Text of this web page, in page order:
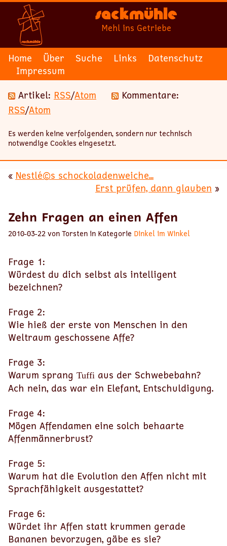
Sackmühle
Mehl ins Getriebe
Home Über Suche Links
Datenschutz
Impressum
Artikel: RSS/Atom
Kommentare:
RSS/Atom
Es werden keine verfolgenden, sondern nur technisch
notwendige Cookies eingesetzt.
« Nestlé©s schockoladenweiche...
Erst prüfen, dann glauben »
Zehn Fragen an einen Affen
2010-03-22 von Torsten in Kategorie Dinkel im Winkel
Frage 1:
Würdest du dich selbst als intelligent
bezeichnen?
Frage 2:
Wie hieß der erste von Menschen in den
Weltraum geschossene Affe?
Frage 3:
Warum sprang Tuffi aus der Schwebebahn?
Ach nein, das war ein Elefant, Entschuldigung.
Frage 4:
Mögen Affendamen eine solch behaarte
Affenmännerbrust?
Frage 5:
Warum hat die Evolution den Affen nicht mit
Sprachfähigkeit ausgestattet?
Frage 6:
Würdet ihr Affen statt krummen gerade
Bananen bevorzugen, gäbe es sie?